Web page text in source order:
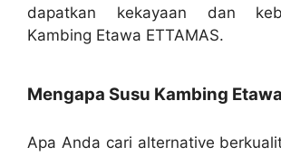
dapatkan kekayaan dan
Kambing Etawa ETTAMAS.
Mengapa Susu Kambing
Apa Anda cari alternative